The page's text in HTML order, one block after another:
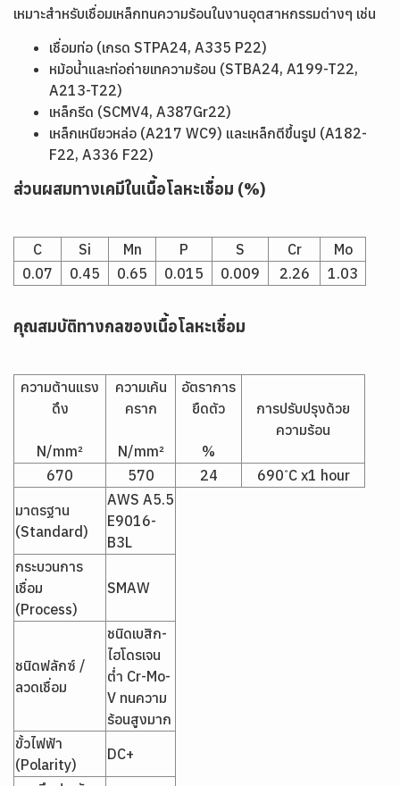
เหมาะสำหรับเชื่อมเหล็กทนความร้อนในงานอุตสาหกรรมต่างๆ เช่น
เชื่อมท่อ (เกรด STPA24, A335 P22)
หม้อน้ำและท่อถ่ายเทความร้อน (STBA24, A199-T22,
A213-T22)
เหล็กรีด (SCMV4, A387Gr22)
เหล็กเหนียวหล่อ (A217 WC9) และเหล็กตีขึ้นรูป (A182-
F22, A336 F22)
ส่วนผสมทางเคมีในเนื้อโลหะเชื่อม (%)
C Si Mn P S Cr
Mo
0.07
0.45 0.65 0.015 0.009 2.26 1.03
คุณสมบัติทางกลของเนื้อโลหะเชื่อม
ความต้านแรง
ดึง
N/mm²
ความเค้น
คราก
N/mm²
อัตราการ
ยืดตัว
%
การปรับปรุงด้วย
ความร้อน
670 570 24
690 ํC x1 hour
มาตรฐาน
(Standard)
AWS A5.5
E9016-
B3L
กระบวนการ
เชื่อม
(Process)
SMAW
ชนิดฟลักซ์ /
ลวดเชื่อม
ชนิดเบสิก-
ไฮโดรเจน
ต่ำ Cr-Mo-
V ทนความ
ร้อนสูงมาก
ขั้วไฟฟ้า
(Polarity)
DC+